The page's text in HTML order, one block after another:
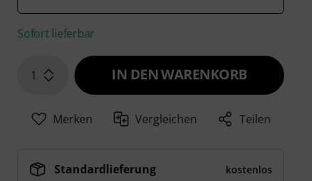
Sofort lieferbar
1 IN DEN WARENKORB
Merken Vergleichen Teilen
Standardlieferung
kostenlos